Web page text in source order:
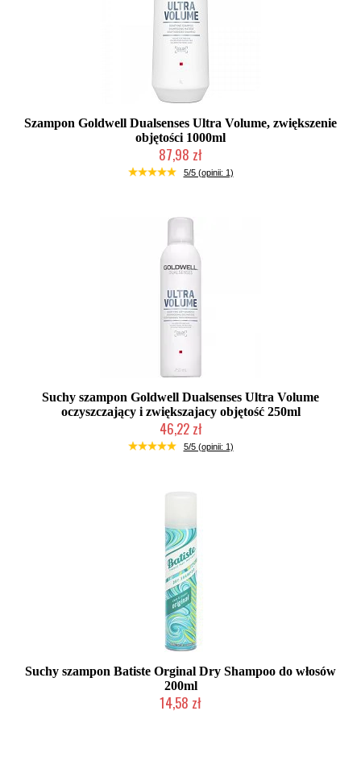
Szampon Goldwell Dualsenses Ultra Volume, zwiększenie
objętości 1000ml
87,98 zł
Chwilowo niedostępny
5/5 (opinii: 1)
Suchy szampon Goldwell Dualsenses Ultra Volume
oczyszczający i zwiększajacy objętość 250ml
46,22 zł
Chwilowo niedostępny
5/5 (opinii: 1)
Suchy szampon Batiste Orginal Dry Shampoo do włosów
200ml
14,58 zł